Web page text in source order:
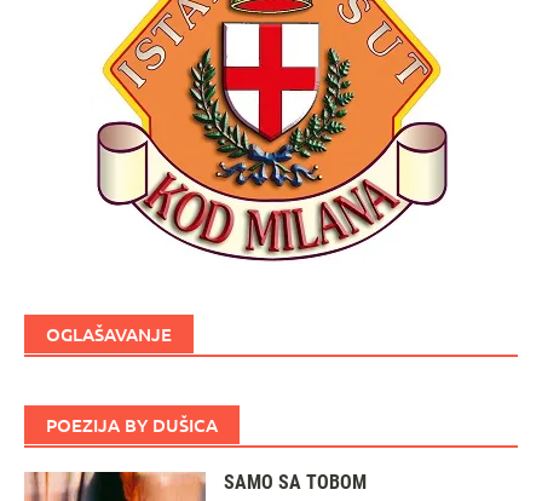
OGLAŠAVANJE
POEZIJA BY DUŠICA
SAMO SA TOBOM